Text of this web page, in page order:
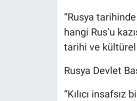
“Rusya
hangi Rus’u
tarihi ve
Rusya Devlet
“Kılıcı